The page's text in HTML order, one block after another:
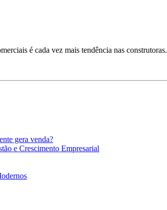
é cada vez mais tendência nas construtoras.
gera venda?
e Crescimento Empresarial